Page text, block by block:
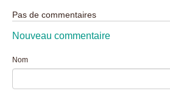
Pas de commentaires
Nouveau commentaire
Nom